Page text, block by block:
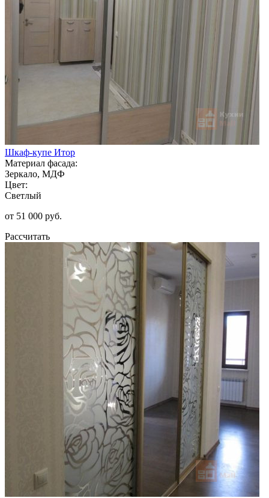
Шкаф-купе Итор
Материал фасада:
Зеркало, МДФ
Цвет:
Светлый
от 51 000 руб.
Рассчитать